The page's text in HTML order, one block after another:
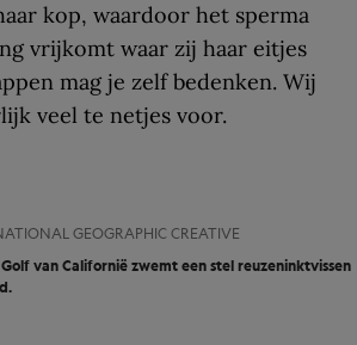
kop, waardoor het sperma
vrijkomt waar zij haar eitjes
mag je zelf bedenken. Wij
veel te netjes voor.
GEOGRAPHIC CREATIVE
van Californië zwemt een stel reuzeninktvissen